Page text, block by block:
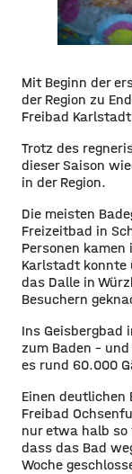
Mit Beginn der
der Region zu
Freibad
Trotz des
dieser Saison
in der Region.
Die meisten
Freizeitbad in
Personen kamen
Karlstadt konnte
das Dalle in
Besuchern
Ins Geisbergbad
zum Baden –
es rund 60.000
Einen deutlichen
Freibad
nur etwa halb so
dass das Bad
Woche